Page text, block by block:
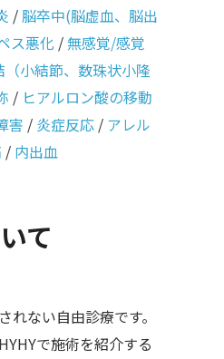
/脳卒中(脳虚血、脳出
ス悪化 /無感覚/感覚
（小結節、数珠状小隆
/ ヒアルロン酸の移動
害 / 炎症反応 / アレル
/ 内出血
て
ない自由診療です。
で施術を紹介する